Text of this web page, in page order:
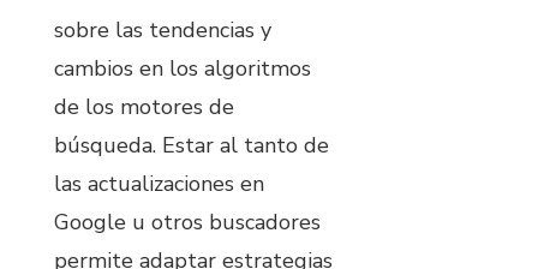
sobre las tendencias y
cambios en los algoritmos
de los motores de
búsqueda. Estar al tanto de
las actualizaciones en
Google u otros buscadores
permite adaptar estrategias